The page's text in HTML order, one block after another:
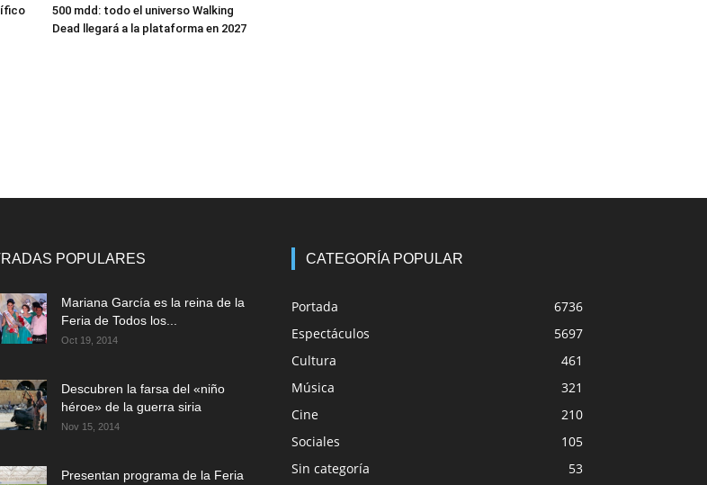
500 mdd: todo el universo Walking
Dead llegará a la plataforma en 2027
POPULARES
Mariana García es la reina de la
Feria de Todos los...
Oct 19, 2014
Descubren la farsa del «niño
héroe» de la guerra siria
Nov 15, 2014
Presentan programa de la Feria
CATEGORÍA POPULAR
Portada
6736
Espectáculos
5697
Cultura
461
Música
321
Cine
210
Sociales
105
Sin categoría
53